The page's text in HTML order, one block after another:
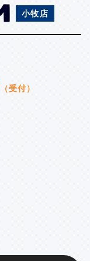
小牧店
（受付）